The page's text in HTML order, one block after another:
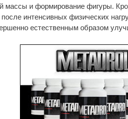
массы и формирование фигуры.
интенсивных физических
естественным образом